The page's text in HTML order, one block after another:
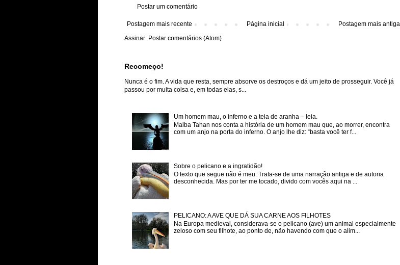
Postar um comentário
Postagem mais recente Postagem mais antiga
Página inicial
Assinar: Postar comentários (Atom)
Recomeço!
Nunca é o fim. A vida que resta, sempre absorve os destroços e dá um jeito de prosseguir. Você já
passou por muita coisa e, em todas elas, s...
Um homem mau, o inferno e a teia de aranha – leia.
Malba Tahan nos conta a história de um homem mau que, ao morrer, encontra
com um anjo na porta do inferno. O anjo lhe diz: “basta você ter f...
Sobre o pelicano e a ingratidão!
O texto que segue não é meu. Trata-se de uma narração antiga e de autoria
desconhecida. Mas por ter me tocado, divido com vocês aqui na ...
PELICANO: A AVE QUE DÁ SUA CARNE AOS FILHOTES
Na Europa medieval, considerava-se o pelicano (ave) um animal especialmente
zeloso com seu filhote, ao ponto de, não havendo com que o alim...